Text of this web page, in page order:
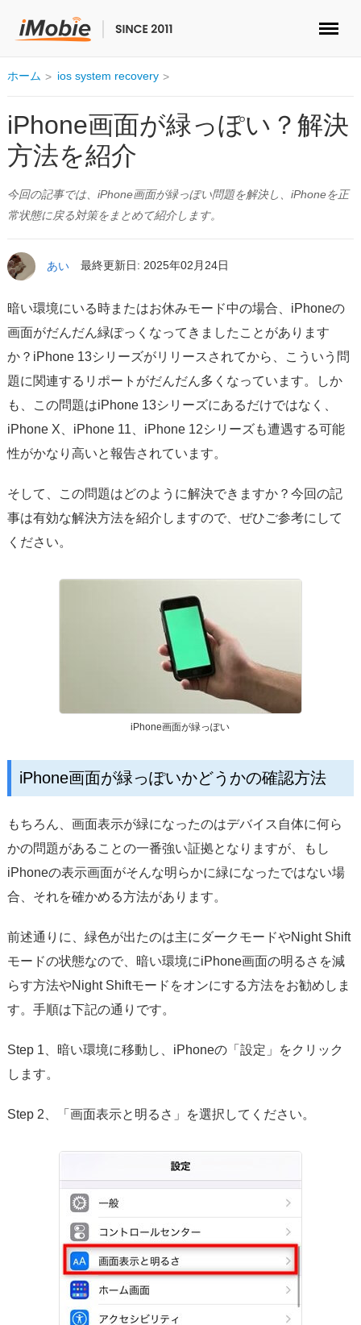
ロック解除&データ復元
データ転送
マルチメディア
便利ツール
ストア
ダウンロード
サポート
言語選択
ホーム ios system recovery
iPhone画面が緑っぽい？解決
方法を紹介
今回の記事では、iPhone画面が緑っぽい問題を解決し、iPhoneを正
常状態に戻る対策をまとめて紹介します。
あい 最終更新日: 2025年02月24日
暗い環境にいる時またはお休みモード中の場合、iPhoneの
画面がだんだん緑ぽっくなってきましたことがあります
か？iPhone 13シリーズがリリースされてから、こういう問
題に関連するリポートがだんだん多くなっています。しか
も、この問題はiPhone 13シリーズにあるだけではなく、
iPhone X、iPhone 11、iPhone 12シリーズも遭遇する可能
性がかなり高いと報告されています。
そして、この問題はどのように解決できますか？今回の記
事は有効な解決方法を紹介しますので、ぜひご参考にして
ください。
iPhone画面が緑っぽい
iPhone画面が緑っぽいかどうかの確認方法
もちろん、画面表示が緑になったのはデバイス自体に何ら
かの問題があることの一番強い証拠となりますが、もし
iPhoneの表示画面がそんな明らかに緑になったではない場
合、それを確かめる方法があります。
前述通りに、緑色が出たのは主にダークモードやNight Shift
モードの状態なので、暗い環境にiPhone画面の明るさを減
らす方法やNight Shiftモードをオンにする方法をお勧めしま
す。手順は下記の通りです。
Step 1、暗い環境に移動し、iPhoneの「設定」をクリック
します。
Step 2、「画面表示と明るさ」を選択してください。